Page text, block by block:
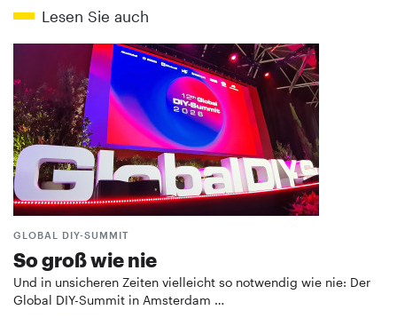
Lesen Sie auch
GLOBAL DIY-SUMMIT
So groß wie nie
Und in unsicheren Zeiten vielleicht so notwendig wie nie: Der
Global DIY-Summit in Amsterdam …